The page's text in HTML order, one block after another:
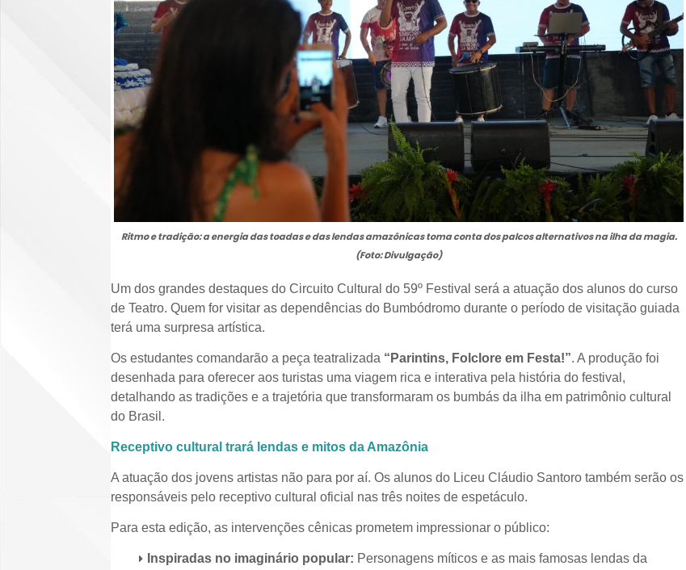
Ritmo e tradição: a energia das toadas e das lendas amazônicas toma conta dos palcos alternativos na ilha da magia.
(Foto: Divulgação)
Um dos grandes destaques do Circuito Cultural do 59º Festival será a atuação dos alunos do curso
de Teatro. Quem for visitar as dependências do Bumbódromo durante o período de visitação guiada
terá uma surpresa artística.
Os estudantes comandarão a peça teatralizada “Parintins, Folclore em Festa!”. A produção foi
desenhada para oferecer aos turistas uma viagem rica e interativa pela história do festival,
detalhando as tradições e a trajetória que transformaram os bumbás da ilha em patrimônio cultural
do Brasil.
Receptivo cultural trará lendas e mitos da Amazônia
A atuação dos jovens artistas não para por aí. Os alunos do Liceu Cláudio Santoro também serão os
responsáveis pelo receptivo cultural oficial nas três noites de espetáculo.
Para esta edição, as intervenções cênicas prometem impressionar o público:
Inspiradas no imaginário popular: Personagens míticos e as mais famosas lendas da